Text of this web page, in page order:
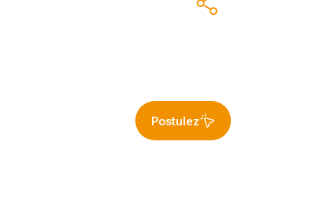
Postulez